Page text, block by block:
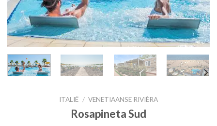
ITALIË / VENETIAANSE RIVIÈRA
Rosapineta Sud